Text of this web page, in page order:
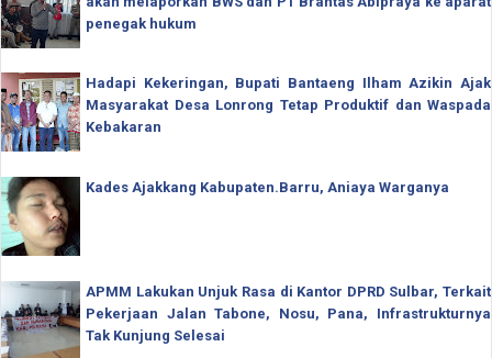
penegak hukum
Hadapi Kekeringan, Bupati Bantaeng Ilham Azikin Ajak
Masyarakat Desa Lonrong Tetap Produktif dan Waspada
Kebakaran
Kades Ajakkang Kabupaten.Barru, Aniaya Warganya
APMM Lakukan Unjuk Rasa di Kantor DPRD Sulbar, Terkait
Pekerjaan Jalan Tabone, Nosu, Pana, Infrastrukturnya
Tak Kunjung Selesai